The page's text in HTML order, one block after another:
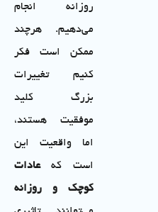
روزانه انجام
می‌دهیم. هرچند
ممکن است فکر
کنیم تغییرات
بزرگ کلید
موفقیت هستند،
اما واقعیت این
است کهعادات
کوچک و روزانه